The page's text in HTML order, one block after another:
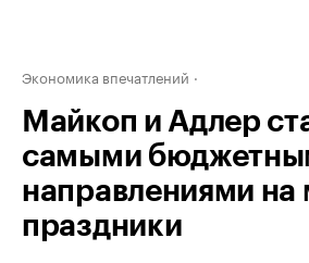
Экономика впечатлений
Майкоп и Адлер
самыми
направлениями на
праздники